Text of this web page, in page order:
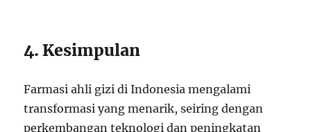
4. Kesimpulan
Farmasi ahli gizi di Indonesia mengalami
transformasi yang menarik, seiring dengan
perkembangan teknologi dan peningkatan